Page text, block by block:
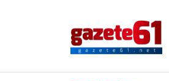
TRABZON
Trabzon Nöbetçi Eczaneler